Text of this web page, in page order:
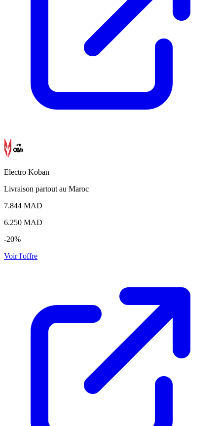
Electro Koban
Livraison partout au Maroc
7.844 MAD
6.250 MAD
-20%
Voir l'offre